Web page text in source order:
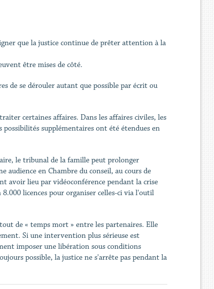
que la justice continue de prêter attention à la
être mises de côté.
de se dérouler autant que possible par écrit ou
certaines affaires. Dans les affaires civiles, les
possibilités supplémentaires ont été étendues en
le tribunal de la famille peut prolonger
en Chambre du conseil, au cours de
avoir lieu par vidéoconférence pendant la crise
licences pour organiser celles-ci via l'outil
de « temps mort » entre les partenaires. Elle
Si une intervention plus sérieuse est
imposer une libération sous conditions
possible, la justice ne s'arrête pas pendant la